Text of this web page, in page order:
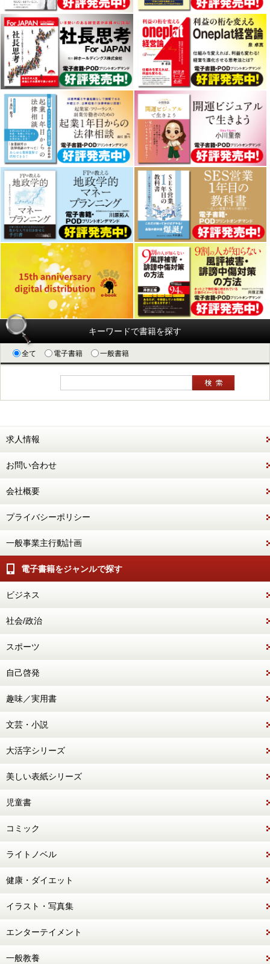
キーワードで書籍を探す
全て 電子書籍 一般書籍
求人情報
お問い合わせ
会社概要
プライバシーポリシー
一般事業主行動計画
電子書籍をジャンルで探す
ビジネス
社会/政治
スポーツ
自己啓発
趣味／実用書
文芸・小説
大活字シリーズ
美しい表紙シリーズ
児童書
コミック
ライトノベル
健康・ダイエット
イラスト・写真集
エンターテイメント
一般教養